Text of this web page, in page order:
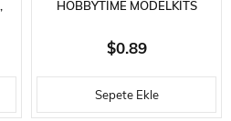
HOBBYTIME MODELKITS
HT764 ZIMPARA ÇUBUĞU
-320/800 GRID- 180 X 30 X 4
MM.
$0.89
Sepete Ekle